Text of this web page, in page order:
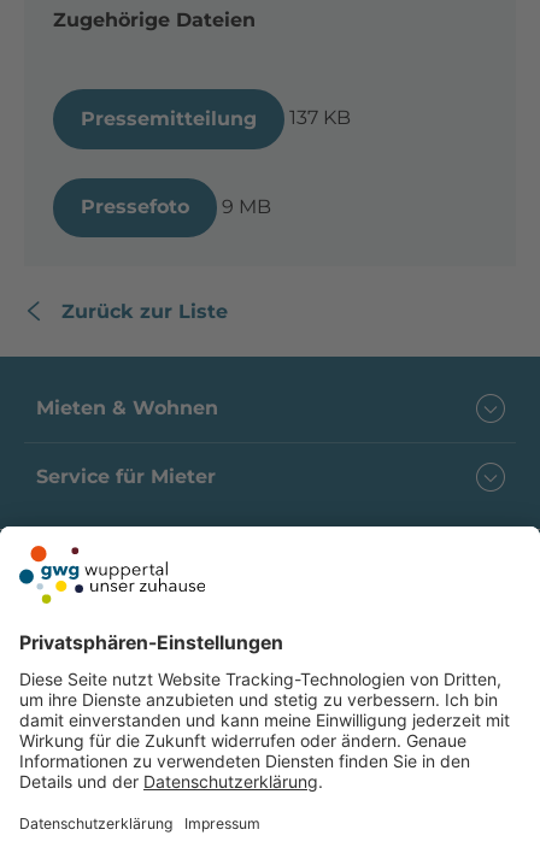
Zugehörige Dateien
Pressemitteilung 137 KB
Pressefoto 9 MB
Zurück zur Liste
Mieten & Wohnen
Service für Mieter
Folgen Sie uns